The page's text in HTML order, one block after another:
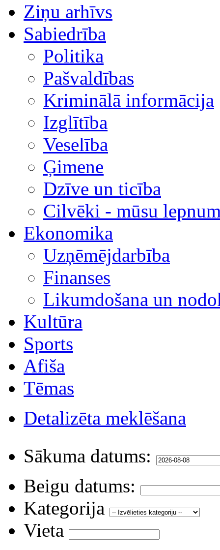
Ziņu arhīvs
Sabiedrība
Politika
Pašvaldības
Kriminālā informācija
Izglītība
Veselība
Ģimene
Dzīve un ticība
Cilvēki - mūsu
Ekonomika
Uzņēmējdarbība
Finanses
Likumdošana un
Kultūra
Sports
Afiša
Tēmas
Detalizēta meklēšana
Sākuma datums:
Beigu datums:
Kategorija
Vieta